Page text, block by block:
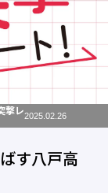
撃レ2025.02.26
す八戸高